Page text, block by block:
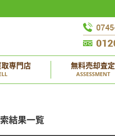
専門店 無料売却査定
ASSESSMENT
結果一覧